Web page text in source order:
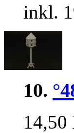
inkl.
10.
14,50